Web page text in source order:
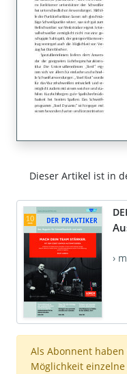
Dieser Artikel ist in
›
Als Abonnent haben
Möglichkeit